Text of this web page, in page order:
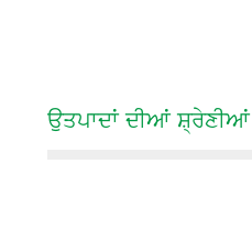
ਉਤਪਾਦਾਂ ਦੀਆਂ ਸ਼੍ਰੇਣੀਆਂ